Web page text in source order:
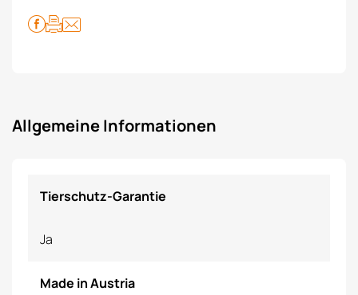
Allgemeine Informationen
Tierschutz-Garantie
Ja
Made in Austria